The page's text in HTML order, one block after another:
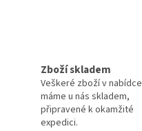
Zboží skladem
Veškeré zboží v nabídce
máme u nás skladem,
připravené k okamžité
expedici.